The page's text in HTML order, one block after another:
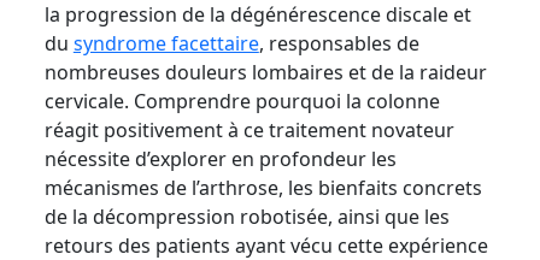
la progression de la dégénérescence discale et
du syndrome facettaire, responsables de
nombreuses douleurs lombaires et de la raideur
cervicale. Comprendre pourquoi la colonne
réagit positivement à ce traitement novateur
nécessite d’explorer en profondeur les
mécanismes de l’arthrose, les bienfaits concrets
de la décompression robotisée, ainsi que les
retours des patients ayant vécu cette expérience